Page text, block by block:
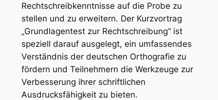
Rechtschreibkenntnisse auf die Probe zu
stellen und zu erweitern. Der Kurzvortrag
„Grundlagentest zur Rechtschreibung“ ist
speziell darauf ausgelegt, ein umfassendes
Verständnis der deutschen Orthografie zu
fördern und Teilnehmern die Werkzeuge zur
Verbesserung ihrer schriftlichen
Ausdrucksfähigkeit zu bieten.